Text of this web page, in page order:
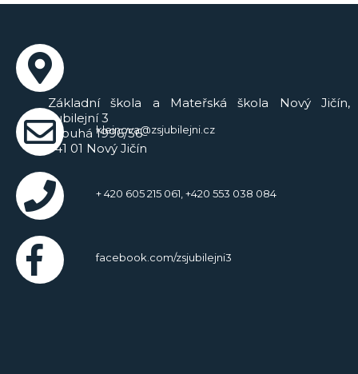
Základní škola a Mateřská škola Nový Jičín,
Jubilejní 3
Dlouhá 1996/56
741 01 Nový Jičín
kleinova@zsjubilejni.cz
+ 420 605 215 061, +420 553 038 084
facebook.com/zsjubilejni3